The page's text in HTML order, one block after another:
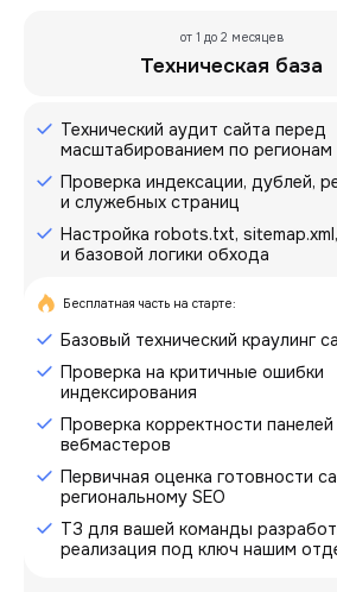
от 1 до 2 месяцев
Техническая база
Технический аудит сайта перед
масштабированием по регионам
Проверка индексации, дублей,
и служебных страниц
Настройка robots.txt,
и базовой логики обхода
Бесплатная часть на старте:
Базовый технический краулинг
Проверка на критичные ошибки
индексирования
Проверка корректности панелей
вебмастеров
Первичная оценка готовности
региональному SEO
ТЗ для вашей команды
реализация под ключ нашим